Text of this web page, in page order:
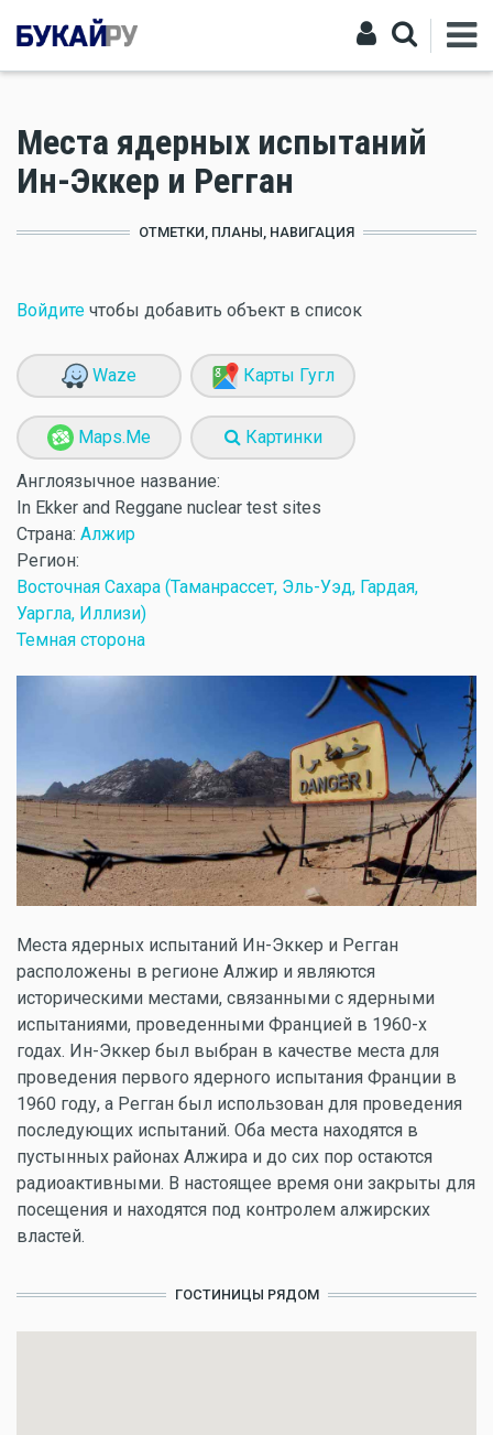
Места ядерных испытаний
Ин-Эккер и Регган
ОТМЕТКИ, ПЛАНЫ, НАВИГАЦИЯ
Войдите чтобы добавить объект в список
Waze Карты Гугл
Maps.Me Картинки
Англоязычное название:
In Ekker and Reggane nuclear test sites
Страна: Алжир
Регион:
Восточная Сахара (Таманрассет, Эль-Уэд, Гардая,
Уаргла, Иллизи)
Темная сторона
Места ядерных испытаний Ин-Эккер и Регган
расположены в регионе Алжир и являются
историческими местами, связанными с ядерными
испытаниями, проведенными Францией в 1960-х
годах. Ин-Эккер был выбран в качестве места для
проведения первого ядерного испытания Франции в
1960 году, а Регган был использован для проведения
последующих испытаний. Оба места находятся в
пустынных районах Алжира и до сих пор остаются
радиоактивными. В настоящее время они закрыты для
посещения и находятся под контролем алжирских
властей.
ГОСТИНИЦЫ РЯДОМ